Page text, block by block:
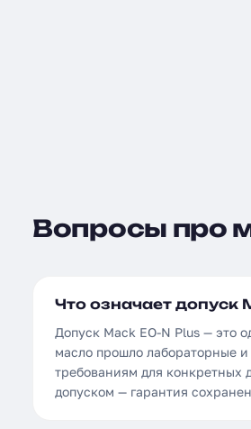
Вопросы про
Что означает допуск
Допуск Mack EO-N Plus — это
масло прошло лабораторные
требованиям для конкретных
допуском — гарантия